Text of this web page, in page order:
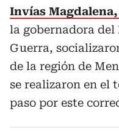
Invías
la gobernadora
Guerra,
de la región de
se realizaron en
paso por este